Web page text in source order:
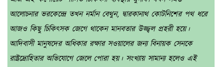
আলোচনার ভরকেন্দ্রে তখন নর্মান বেথুন, দ্বারকানাথ কোটনিশের পথ ধরে
আজও কিছু চিকিৎসক জেগে থাকেন মানবতার উজ্জ্বল প্রহরী হয়ে।
আদিবাসী মানুষদের অধিকার রক্ষার সওয়ালের জন্য বিনায়ক সেনকে
রাষ্ট্রদ্রোহিতার অভিযোগে জেলে পোরা হয়। সংখ্যায় সামান্য হলেও এই